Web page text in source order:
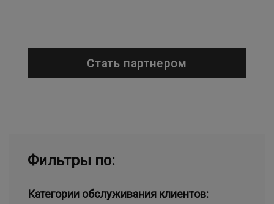
Стать партнером
Фильтры по:
Категории обслуживания клиентов: